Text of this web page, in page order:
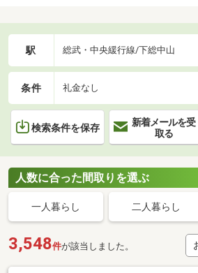
駅 総武・中央緩行線/下総中山
条件 礼金なし
検索条件を保存
新着メールを受
取る
人数に合った間取りを選ぶ
一人暮らし 二人暮らし
3,548件が該当しました。